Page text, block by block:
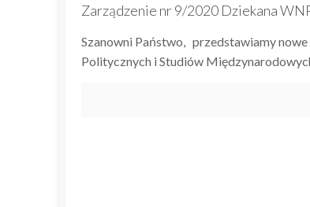
Zarządzenie nr 9/2020 Dziekana
Szanowni Państwo, przedstawiamy
Politycznych i Studiów